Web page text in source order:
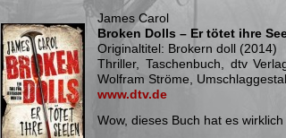
James Carol
Broken Dolls – Er tötet ihre
Originaltitel: Brokern doll (2014)
Thriller, Taschenbuch, dtv
Wolfram Ströme,
www.dtv.de
Wow, dieses Buch hat es